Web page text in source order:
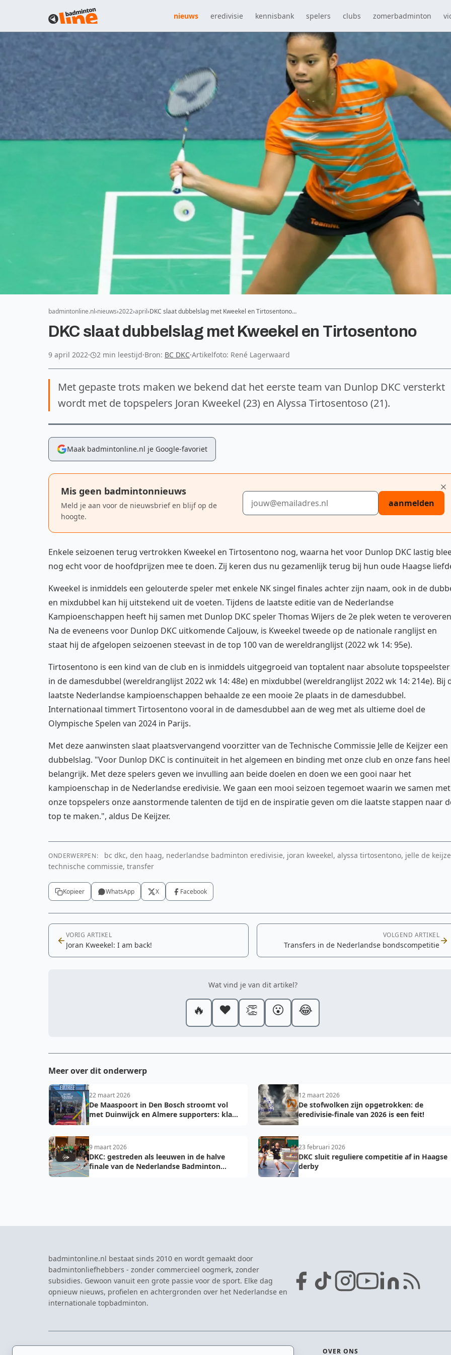
nieuws eredivisie kennisbank spelers clubs zomerbadminton
badmintonline.nl nieuws 2022 april DKC slaat dubbelslag met Kweekel en Tirtosentono…
DKC slaat dubbelslag met Kweekel en Tirtosentono
9 april 2022· 2 min leestijd·Bron: BC DKC·Artikelfoto: René Lagerwaard
Met gepaste trots maken we bekend dat het eerste team van Dunlop DKC versterkt
wordt met de topspelers Joran Kweekel (23) en Alyssa Tirtosentoso (21).
Maak badmintonline.nl je Google-favoriet
Mis geen badmintonnieuws
Meld je aan voor de nieuwsbrief en blijf op de
hoogte.
E-mailadres
aanmelden
Enkele seizoenen terug vertrokken Kweekel en Tirtosentono nog, waarna het voor Dunlop DKC lastig
nog echt voor de hoofdprijzen mee te doen. Zij keren dus nu gezamenlijk terug bij hun oude Haagse
Kweekel is inmiddels een gelouterde speler met enkele NK singel finales achter zijn naam, ook in de
en mixdubbel kan hij uitstekend uit de voeten. Tijdens de laatste editie van de Nederlandse
Kampioenschappen heeft hij samen met Dunlop DKC speler Thomas Wijers de 2e plek weten te
Na de eveneens voor Dunlop DKC uitkomende Caljouw, is Kweekel tweede op de nationale ranglijst en
staat hij de afgelopen seizoenen steevast in de top 100 van de wereldranglijst (2022 wk 14: 95e).
Tirtosentono is een kind van de club en is inmiddels uitgegroeid van toptalent naar absolute topspeelster
in de damesdubbel (wereldranglijst 2022 wk 14: 48e) en mixdubbel (wereldranglijst 2022 wk 14: 214e). Bij
laatste Nederlandse kampioenschappen behaalde ze een mooie 2e plaats in de damesdubbel.
Internationaal timmert Tirtosentono vooral in de damesdubbel aan de weg met als ultieme doel de
Olympische Spelen van 2024 in Parijs.
Met deze aanwinsten slaat plaatsvervangend voorzitter van de Technische Commissie Jelle de Keijzer een
dubbelslag. "Voor Dunlop DKC is continuïteit in het algemeen en binding met onze club en onze fans heel
belangrijk. Met deze spelers geven we invulling aan beide doelen en doen we een gooi naar het
kampioenschap in de Nederlandse eredivisie. We gaan een mooi seizoen tegemoet waarin we samen met
onze topspelers onze aanstormende talenten de tijd en de inspiratie geven om die laatste stappen naar
top te maken.", aldus De Keijzer.
ONDERWERPEN:
bc dkc, den haag, nederlandse badminton eredivisie, joran kweekel, alyssa tirtosentono, jelle de
technische commissie, transfer
Kopieer WhatsApp X Facebook
VORIG ARTIKEL
Joran Kweekel: I am back!
VOLGEND ARTIKEL
Transfers in de Nederlandse bondscompetitie
Wat vind je van dit artikel?
🔥 ❤️ 👏 😮 😂
Meer over dit onderwerp
22 maart 2026
De Maaspoort in Den Bosch stroomt vol
met Duinwijck en Almere supporters: klaar
12 maart 2026
De stofwolken zijn opgetrokken: de
eredivisie-finale van 2026 is een feit!
9 maart 2026
DKC: gestreden als leeuwen in de halve
finale van de Nederlandse Badminton
23 februari 2026
DKC sluit reguliere competitie af in Haagse
derby
badmintonline.nl bestaat sinds 2010 en wordt gemaakt door
badmintonliefhebbers - zonder commercieel oogmerk, zonder
subsidies. Gewoon vanuit een grote passie voor de sport. Elke dag
opnieuw nieuws, profielen en achtergronden over het Nederlandse en
internationale topbadminton.
OVER ONS